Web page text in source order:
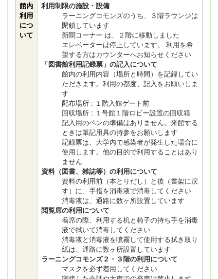
館内
利用
につ
いて
利用制限の施設・設備
ラーニングコモンズのうち、３階ラウンジは
閉鎖しています
新聞コーナー は、２階に移動しました
エレベーターは停止しています。 利用を希
望する方はカウンターへお知らせください
「図書館利用記録票」の記入について
館内の利用内容（場所と時間）を記録してい
ただきます。利用の都度、記入をお願いしま
す
配布場所 : １階入館ゲート前
回収場所 : １号館１階ロビー設置の回収箱
記入用のペンの準備はありません。来館する
ときは筆記用具の持参をお願いします
記録票は、大学内で感染者が発生した場合に
使用します。他の目的で利用することはあり
ません
資料（図書、雑誌等）の利用について
資料の利用前（本とりだし）と後（書架に戻
す）に、手指を消毒液で消毒してください
消毒液は、通路に数ヶ所設置しています
閲覧席の利用について
着席の際、利用する机と椅子の持ち手を消毒
液で拭いて消毒してください
消毒液と消毒液を噴霧して使用する拭き取り
紙は、通路に数ヶ所設置しています
ラーニングコモンズ２・３階の利用について
マスクを必ず着用してください